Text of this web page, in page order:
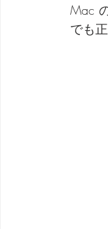
Mac
でも